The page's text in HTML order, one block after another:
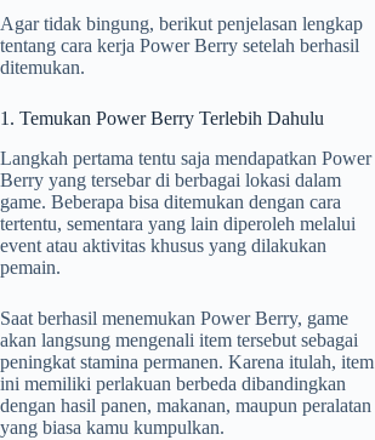
Agar tidak bingung, berikut penjelasan lengkap
tentang cara kerja Power Berry setelah berhasil
ditemukan.
1. Temukan Power Berry Terlebih Dahulu
Langkah pertama tentu saja mendapatkan Power
Berry yang tersebar di berbagai lokasi dalam
game. Beberapa bisa ditemukan dengan cara
tertentu, sementara yang lain diperoleh melalui
event atau aktivitas khusus yang dilakukan
pemain.
Saat berhasil menemukan Power Berry, game
akan langsung mengenali item tersebut sebagai
peningkat stamina permanen. Karena itulah, item
ini memiliki perlakuan berbeda dibandingkan
dengan hasil panen, makanan, maupun peralatan
yang biasa kamu kumpulkan.